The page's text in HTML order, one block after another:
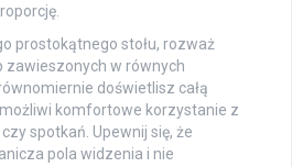
prostokątnego stołu, rozważ
zawieszonych w równych
doświetlisz całą
komfortowe korzystanie z
spotkań. Upewnij się, że
pola widzenia i nie